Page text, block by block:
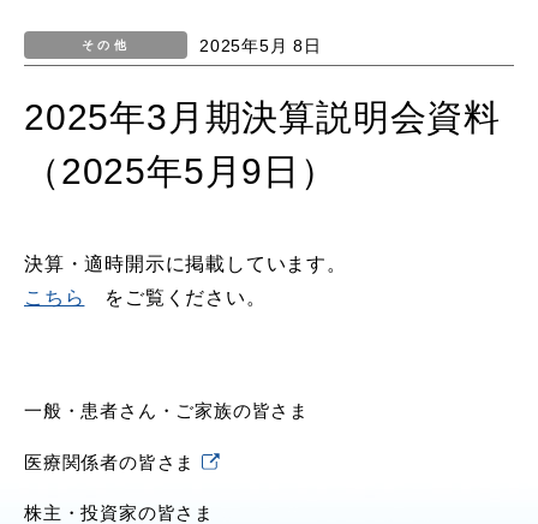
その他 2025年5月 8日
2025年3月期決算説明会資料
（2025年5月9日）
決算・適時開示に掲載しています。
こちら
をご覧ください。
一般・患者さん・ご家族の皆さま
医療関係者の皆さま
株主・投資家の皆さま